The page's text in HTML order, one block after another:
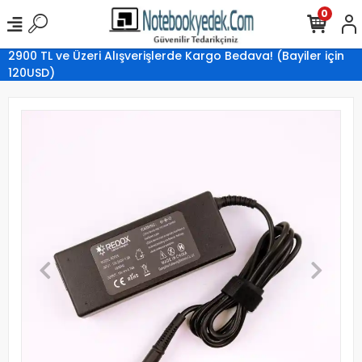
2900 TL ve Üzeri Alışverişlerde Kargo Bedava! (Bayiler için
120USD)
0